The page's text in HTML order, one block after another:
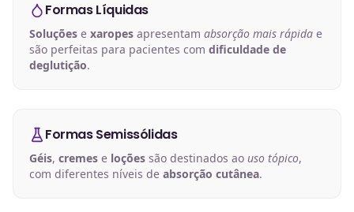
Formas Líquidas
Soluções e xaropes apresentam absorção mais rápida e
são perfeitas para pacientes com dificuldade de
deglutição.
Formas Semissólidas
Géis, cremes e loções são destinados ao uso tópico,
com diferentes níveis de absorção cutânea.